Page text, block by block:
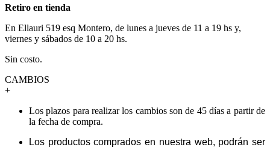
Retiro en tienda
En Ellauri 519 esq Montero, de lunes a jueves de 11 a 19 hs y,
viernes y sábados de 10 a 20 hs.
Sin costo.
CAMBIOS
+
Los plazos para realizar los cambios son de 45 días a partir de
la fecha de compra.
Los productos comprados en nuestra web, podrán ser